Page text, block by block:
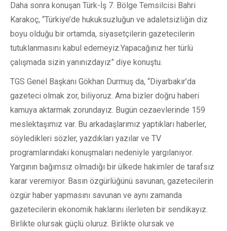
Daha sonra konuşan Türk-İş 7. Bölge Temsilcisi Bahri
Karakoç, “Türkiye’de hukuksuzluğun ve adaletsizliğin diz
boyu olduğu bir ortamda, siyasetçilerin gazetecilerin
tutuklanmasını kabul edemeyiz.Yapacağınız her türlü
çalışmada sizin yanınızdayız” diye konuştu.
TGS Genel Başkanı Gökhan Durmuş da, “Diyarbakır’da
gazeteci olmak zor, biliyoruz. Ama bizler doğru haberi
kamuya aktarmak zorundayız. Bugün cezaevlerinde 159
meslektaşımız var. Bu arkadaşlarımız yaptıkları haberler,
söyledikleri sözler, yazdıkları yazılar ve TV
programlarındaki konuşmaları nedeniyle yargılanıyor.
Yargının bağımsız olmadığı bir ülkede hakimler de tarafsız
karar veremiyor. Basın özgürlüğünü savunan, gazetecilerin
özgür haber yapmasını savunan ve aynı zamanda
gazetecilerin ekonomik haklarını ilerleten bir sendikayız.
Birlikte olursak güçlü oluruz. Birlikte olursak ve